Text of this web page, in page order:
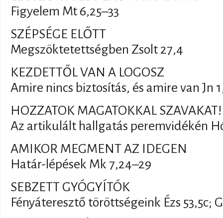
Figyelem Mt 6,25–33
SZÉPSÉGE ELŐTT
Megszöktetettségben Zsolt 27,4
KEZDETTŐL VAN A LOGOSZ
Amire nincs biztosítás, és amire van Jn
HOZZATOK MAGATOKKAL SZAVAKAT!
Az artikulált hallgatás peremvidékén
AMIKOR MEGMENT AZ IDEGEN
Határ-lépések Mk 7,24–29
SEBZETT GYÓGYÍTÓK
Fényáteresztő töröttségeink Ézs 53,5c;